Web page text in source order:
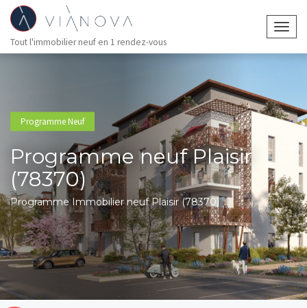
Tout l'immobilier neuf en 1 rendez-vous
Programme Neuf
Programme neuf Plaisir
(78370)
Programme Immobilier neuf Plaisir (78370)